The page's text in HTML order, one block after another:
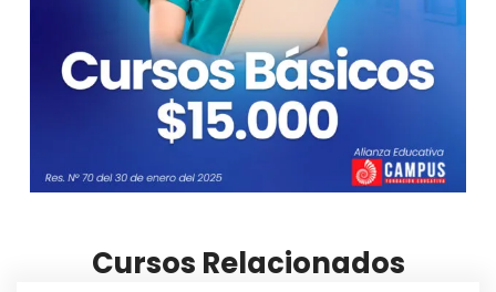
Cursos Relacionados